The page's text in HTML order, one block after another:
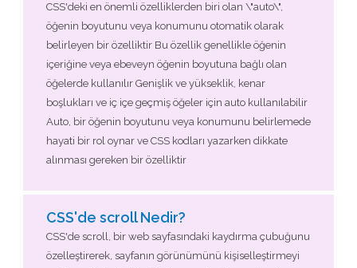
CSS'deki en önemli özelliklerden biri olan \"auto\",
öğenin boyutunu veya konumunu otomatik olarak
belirleyen bir özelliktir Bu özellik genellikle öğenin
içeriğine veya ebeveyn öğenin boyutuna bağlı olan
öğelerde kullanılır Genişlik ve yükseklik, kenar
boşlukları ve iç içe geçmiş öğeler için auto kullanılabilir
Auto, bir öğenin boyutunu veya konumunu belirlemede
hayati bir rol oynar ve CSS kodları yazarken dikkate
alınması gereken bir özelliktir
CSS'de scroll Nedir?
CSS'de scroll, bir web sayfasındaki kaydırma çubuğunu
özelleştirerek, sayfanın görünümünü kişiselleştirmeyi